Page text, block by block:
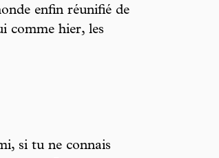
enfin réunifié de
comme hier, les
si tu ne connais